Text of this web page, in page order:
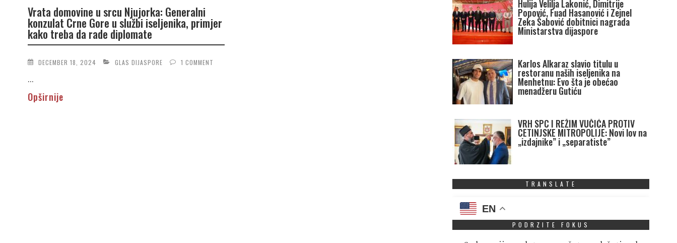
Vrata domovine u srcu Njujorka: Generalni
konzulat Crne Gore u službi iseljenika, primjer
kako treba da rade diplomate
DECEMBER 18, 2024 GLAS DIJASPORE 1 COMMENT
...
Opširnije
Hulija Velilja Lakonić, Dimitrije
Popović, Fuad Hasanović i Zejnel
Zeka Šabović dobitnici nagrada
Ministarstva dijaspore
Karlos Alkaraz slavio titulu u
restoranu naših iseljenika na
Menhetnu: Evo šta je obećao
menadžeru Gutiću
VRH SPC I REŽIM VUČIĆA PROTIV
CETINJSKE MITROPOLIJE: Novi lov na
„izdajnike” i „separatiste”
TRANSLATE
EN
PODRZITE FOKUS